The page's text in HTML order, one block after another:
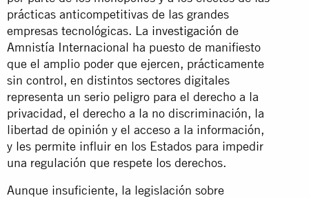
prácticas anticompetitivas de las grandes
empresas tecnológicas. La investigación de
Amnistía Internacional ha puesto de manifiesto
que el amplio poder que ejercen, prácticamente
sin control, en distintos sectores digitales
representa un serio peligro para el derecho a la
privacidad, el derecho a la no discriminación, la
libertad de opinión y el acceso a la información,
y les permite influir en los Estados para impedir
una regulación que respete los derechos.
Aunque insuficiente, la legislación sobre